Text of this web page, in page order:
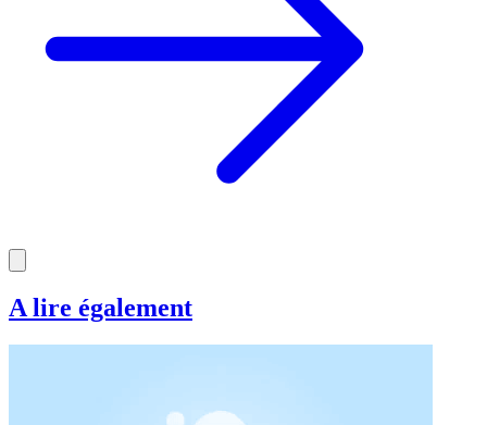
A lire également